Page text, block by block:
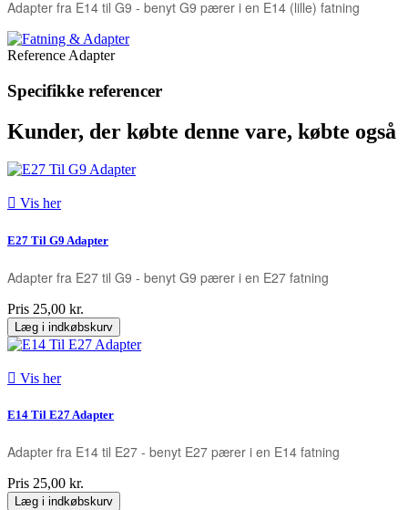
Adapter fra E14 til G9 - benyt G9 pærer i en E14 (lille) fatning
Reference Adapter
Specifikke referencer
Kunder, der købte denne vare, købte også
 Vis her
E27 Til G9 Adapter
Adapter fra E27 til G9 - benyt G9 pærer i en E27 fatning
Pris 25,00 kr.
Læg i indkøbskurv
 Vis her
E14 Til E27 Adapter
Adapter fra E14 til E27 - benyt E27 pærer i en E14 fatning
Pris 25,00 kr.
Læg i indkøbskurv